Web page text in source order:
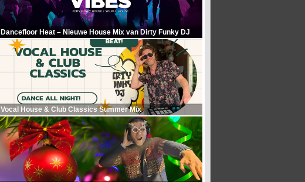
Dancefloor Heat – Nieuwe House Mix van Dirty Funky DJ
Vocal House & Club Classics Summer Mix